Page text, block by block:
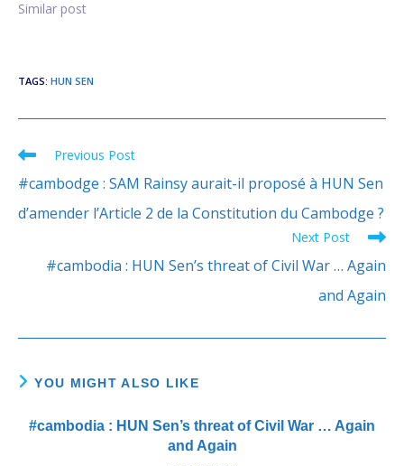
Similar post
TAGS: HUN SEN
Read
more
Previous Post
#cambodge : SAM Rainsy aurait-il proposé à HUN Sen
d’amender l’Article 2 de la Constitution du Cambodge ?
Next Post
#cambodia : HUN Sen’s threat of Civil War … Again
and Again
YOU MIGHT ALSO LIKE
#cambodia : HUN Sen’s threat of Civil War … Again
and Again